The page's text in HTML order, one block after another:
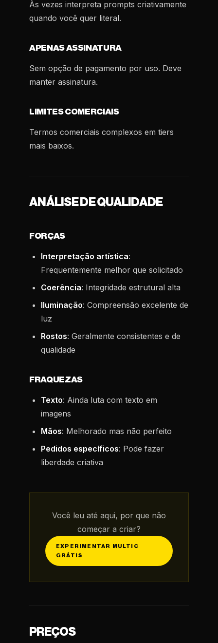
Às vezes interpreta prompts criativamente
quando você quer literal.
APENAS ASSINATURA
Sem opção de pagamento por uso. Deve
manter assinatura.
LIMITES COMERCIAIS
Termos comerciais complexos em tiers
mais baixos.
ANÁLISE DE QUALIDADE
FORÇAS
Interpretação artística:
Frequentemente melhor que solicitado
Coerência: Integridade estrutural alta
Iluminação: Compreensão excelente de
luz
Rostos: Geralmente consistentes e de
qualidade
FRAQUEZAS
Texto: Ainda luta com texto em
imagens
Mãos: Melhorado mas não perfeito
Pedidos específicos: Pode fazer
liberdade criativa
Você leu até aqui, por que não
começar a criar?
EXPERIMENTAR MULTIC
GRÁTIS
PREÇOS